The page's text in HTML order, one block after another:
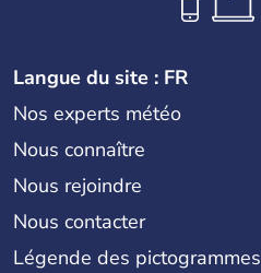
Langue du site : FR
Nos experts météo
Nous connaître
Nous rejoindre
Nous contacter
Légende des pictogrammes